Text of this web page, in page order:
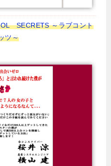
SECRETS ～ラブコント
ツ～